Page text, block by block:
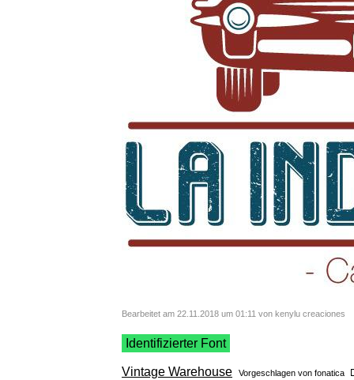
Bearbeitet am 22.11.2018 um 01:11 von kenylu creaciones
Identifizierter Font
Vintage Warehouse Vorgeschlagen von fonatica